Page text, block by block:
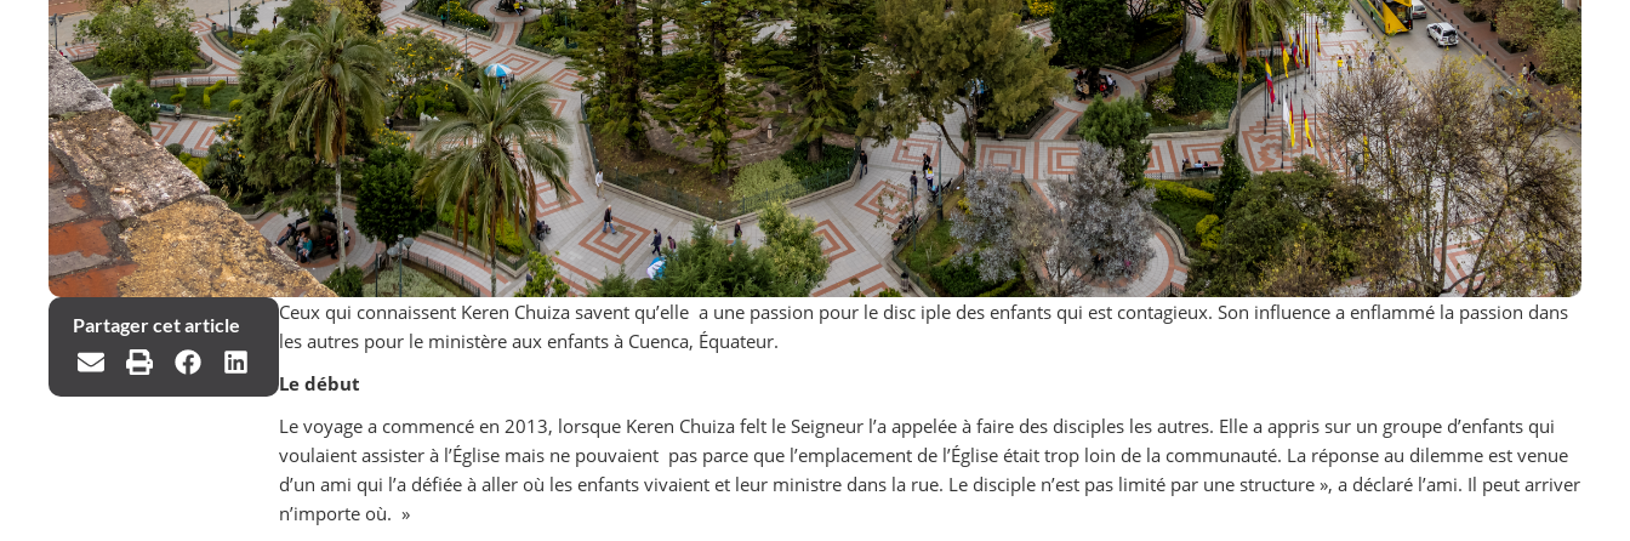
Partager cet article
Ceux qui connaissent Keren Chuiza savent qu’elle a une passion pour le disc iple des enfants qui est contagieux. Son influence a enflammé la passion dans
les autres pour le ministère aux enfants à Cuenca, Équateur.
Le début
Le voyage a commencé en 2013, lorsque Keren Chuiza felt le Seigneur l’a appelée à faire des disciples les autres. Elle a appris sur un groupe d’enfants qui
voulaient assister à l’Église mais ne pouvaient pas parce que l’emplacement de l’Église était trop loin de la communauté. La réponse au dilemme est venue
d’un ami qui l’a défiée à aller où les enfants vivaient et leur ministre dans la rue. Le disciple n’est pas limité par une structure », a déclaré l’ami. Il peut arriver
n’importe où. »